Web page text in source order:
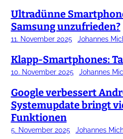
Ultradünne
Samsung unzufrieden?
11. November 2025 Johannes
Klapp-Smartphones:
10. November 2025 Johannes
Google verbessert
Systemupdate bringt
Funktionen
5. November 2025 Johannes